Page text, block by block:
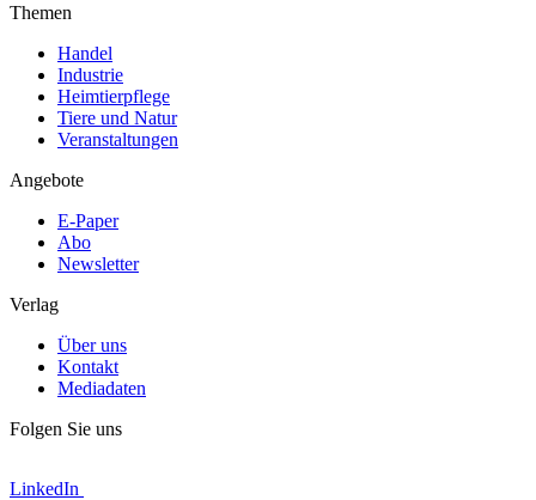
Themen
Handel
Industrie
Heimtierpflege
Tiere und Natur
Veranstaltungen
Angebote
E-Paper
Abo
Newsletter
Verlag
Über uns
Kontakt
Mediadaten
Folgen Sie uns
LinkedIn